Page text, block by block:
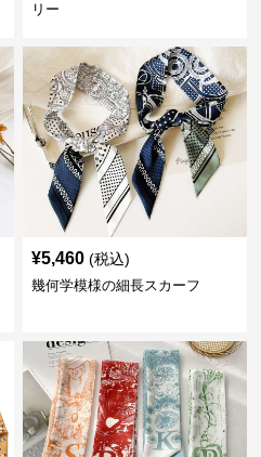
リー
¥5,460 (税込)
幾何学模様の細長スカーフ